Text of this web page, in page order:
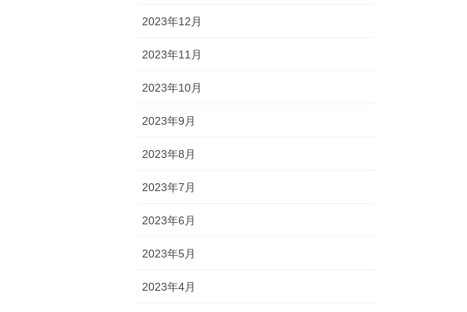
2023年12月
2023年11月
2023年10月
2023年9月
2023年8月
2023年7月
2023年6月
2023年5月
2023年4月